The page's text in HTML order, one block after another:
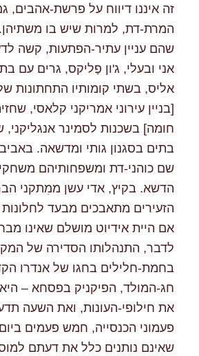
זה איננו דיווח על פרשת-אהבים,
המרת-דת, למרות שיש בו משתיהן.
שהם עניין עתיר-הפתעות, קשה
אני ובעלי, ג'ון פֶליקס, גרים עם
אליס, בשתי קומותיו התחתונות
[בניין עירוני אמריקני קלאסי,
חומה] בשכנות לסמינר אנגליקני,
בתים בסגנון גותי ומדשאה.
שם כוהני-דת ומשפחותיהם
הדשא. בקיץ, אדי עשן ממִתקני
הזעירים מתאבכים מבעד
אם היית אידיוט מושלם שאינו
לדבר, התנהלותו הסדירה של
בחמת-חלילים בחגו של אנדרו
חג-המולד, הפיקניק בפסחא –
את חילופי-העונות, ואת השעה
פעמוני הכנסייה, חמש פעמים
שאינם נותנים כלל את דעתם